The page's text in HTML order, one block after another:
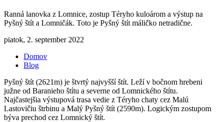
Ranná lanovka z Lomnice, zostup Téryho kuloárom a výstup na
Pyšný štít a Lomničák. Toto je Pyšný štít máličko netradične.
piatok, 2. september 2022
Nachádzate sa tu
Domov
Blog
Pyšný štít (2621m) je štvrtý najvyšší štít. Leží v bočnom hrebeni
južne od Baranieho štítu a severne od Lomnického štítu.
Najčastejšia výstupová trasa vedie z Téryho chaty cez Malú
Lastovičiu štrbinu a Malý Pyšný štít (2590m). Logickým zostupom
býva prechod cez Lomnický štít.